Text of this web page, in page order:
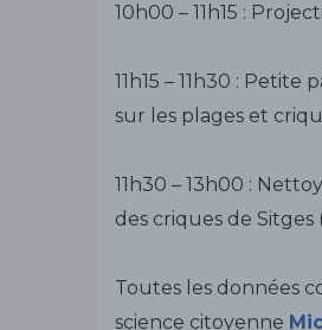
10h00 – 11h15 :
11h15 – 11h30 :
sur les plages et
11h30 – 13h00 :
des criques de
Toutes les données
science citoyenne